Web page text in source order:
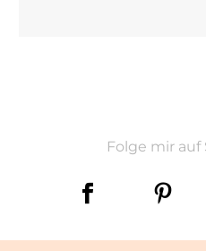
Folge mir auf